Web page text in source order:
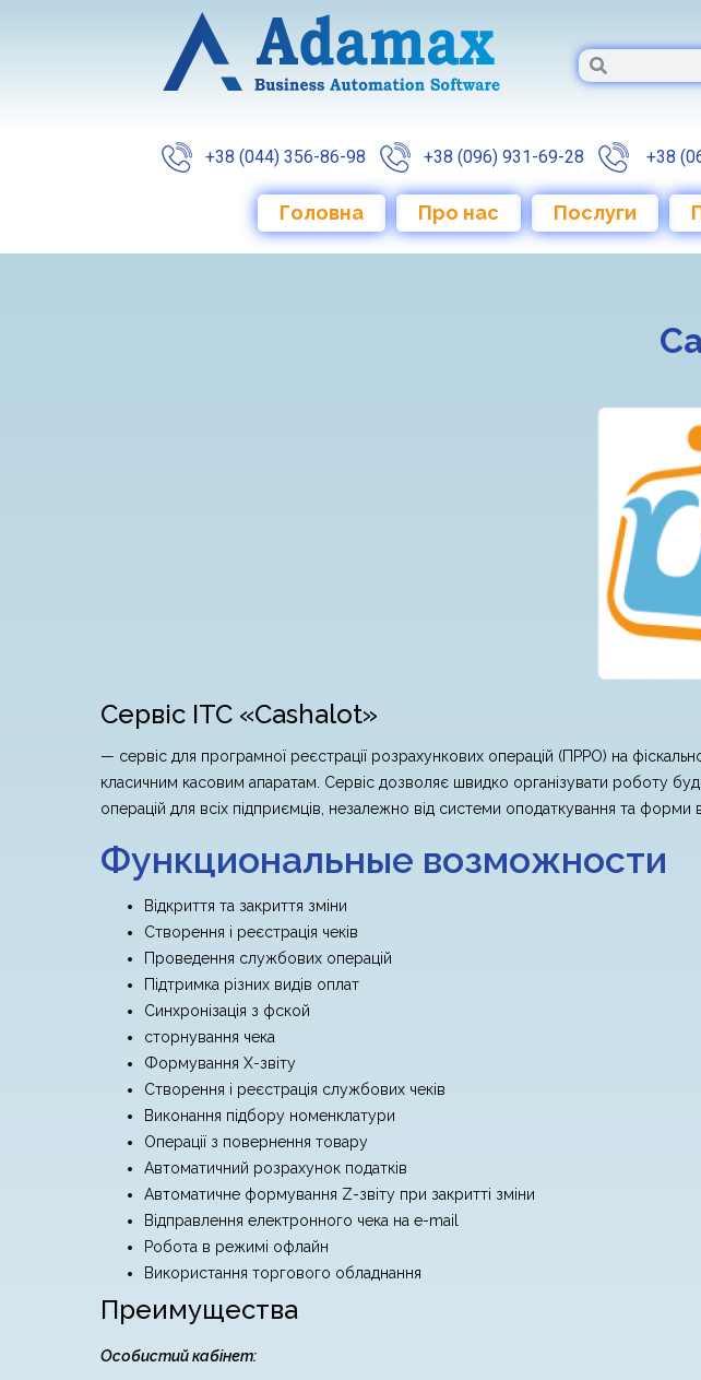
+38 ‎(044) 356-86-98 +38 ‎(096) 931-69-28 +38
Головна Про нас Послуги
Сервіс ІТС «Cashalot»
— сервіс для програмної реєстрації розрахункових операцій (ПРРО) на
класичним касовим апаратам. Сервіс дозволяє швидко організувати роботу
операцій для всіх підприємців, незалежно від системи оподаткування та форми
Функциональные возможности
Відкриття та закриття зміни
Створення і реєстрація чеків
Проведення службових операцій
Підтримка різних видів оплат
Синхронізація з фской
сторнування чека
Формування X-звіту
Створення і реєстрація службових чеків
Виконання підбору номенклатури
Операції з повернення товару
Автоматичний розрахунок податків
Автоматичне формування Z-звіту при закритті зміни
Відправлення електронного чека на e-mail
Робота в режимі офлайн
Використання торгового обладнання
Преимущества
Особистий кабінет: